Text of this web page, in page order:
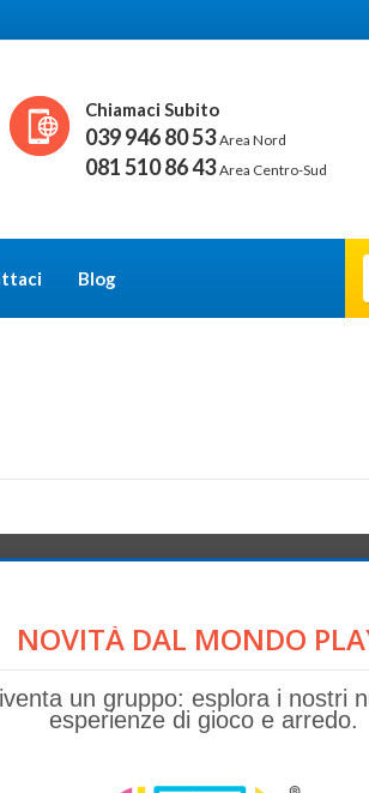
Chiamaci Subito
039 946 80 53 Area Nord
081 510 86 43 Area Centro-Sud
Blog
NOVITÀ DAL MONDO
un gruppo: esplora i nostri
esperienze di gioco e arredo.